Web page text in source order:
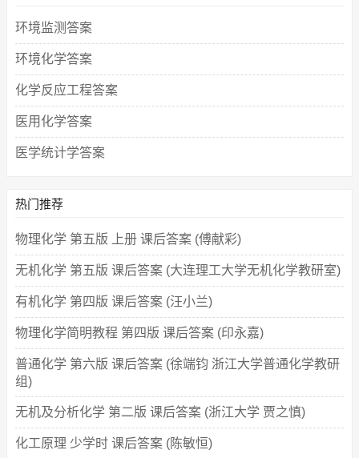
环境监测答案
环境化学答案
化学反应工程答案
医用化学答案
医学统计学答案
热门推荐
物理化学 第五版 上册 课后答案 (傅献彩)
无机化学 第五版 课后答案 (大连理工大学无机化学教研室)
有机化学 第四版 课后答案 (汪小兰)
物理化学简明教程 第四版 课后答案 (印永嘉)
普通化学 第六版 课后答案 (徐端钧 浙江大学普通化学教研
组)
无机及分析化学 第二版 课后答案 (浙江大学 贾之慎)
化工原理 少学时 课后答案 (陈敏恒)